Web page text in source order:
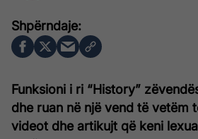
Funksioni i ri “History”
dhe ruan në një vend të vetëm
videot dhe artikujt që keni